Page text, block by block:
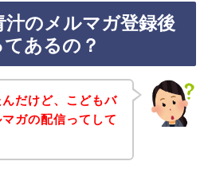
のメルマガ登録後
あるの？
だけど、こどもバ
ガの配信ってして